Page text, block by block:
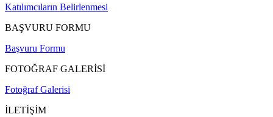
Katılımcıların Belirlenmesi
BAŞVURU FORMU
Başvuru Formu
FOTOĞRAF GALERİSİ
Fotoğraf Galerisi
İLETİŞİM